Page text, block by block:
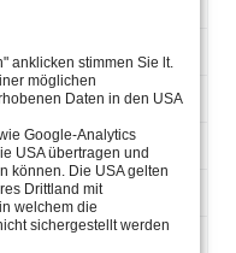
620
anklicken stimmen Sie lt.
möglichen
Daten in den USA
Google-Analytics
USA übertragen und
können. Die USA gelten
Drittland mit
welchem die
sichergestellt werden